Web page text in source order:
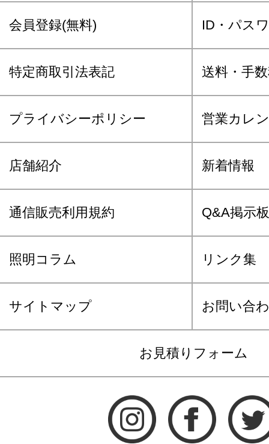
会員登録(無料) ID・パス
特定商取引法表記 送料・手
プライバシーポリシー 営業カレ
店舗紹介 新着情報
通信販売利用規約 Q&A掲示板
照明コラム リンク集
サイトマップ お問い合
お見積りフォーム